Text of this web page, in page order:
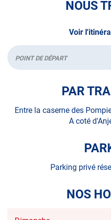
NOUS
Voir
Départ
PAR
Entre la caserne des
A coté
Parking privé
NOS